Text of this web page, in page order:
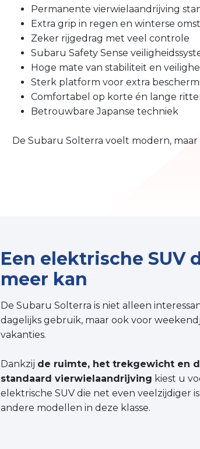
Permanente vierwielaandrijving
Extra grip in regen en winterse
Zeker rijgedrag met veel controle
Subaru Safety Sense
Hoge mate van stabiliteit en
Sterk platform voor extra
Comfortabel op korte én lange
Betrouwbare Japanse techniek
De Subaru Solterra voelt modern,
Een elektrische SUV
meer kan
De Subaru Solterra is niet alleen
dagelijks gebruik, maar ook voor
vakanties.
Dankzij de ruimte, het trekgewicht en
standaard vierwielaandrijving kiest u
elektrische SUV die net even veelzijdiger is
andere modellen in deze klasse.